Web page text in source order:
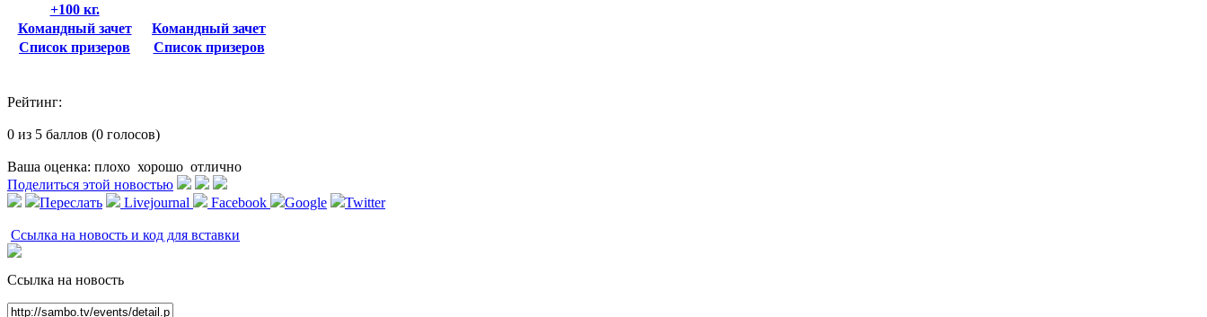
+100 кг.
Командный зачет
Командный зачет
Список призеров
Список призеров
Рейтинг:
0 из 5 баллов (0 голосов)
Ваша оценка: плохо хорошо отлично
Поделиться этой новостью
Переслать
Livejournal Facebook Google Twitter
Ссылка на новость и код для вставки
Ссылка на новость